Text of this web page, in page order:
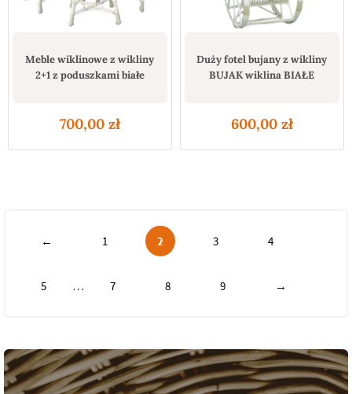
Meble wiklinowe z wikliny
2+1 z poduszkami białe
700,00 zł
Duży fotel bujany z wikliny
BUJAK wiklina BIAŁE
600,00 zł
← 1 2 3 4
5 … 7 8 9 →